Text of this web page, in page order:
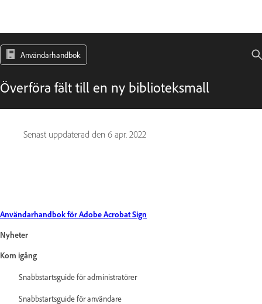
Användarhandbok
Överföra fält till en ny biblioteksmall
Senast uppdaterad den 6 apr. 2022
Användarhandbok för Adobe Acrobat Sign
Nyheter
Kom igång
Snabbstartsguide för administratörer
Snabbstartsguide för användare